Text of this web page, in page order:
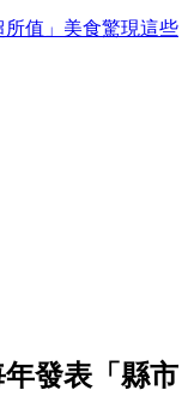
所值」美食驚現這些
發表「縣市